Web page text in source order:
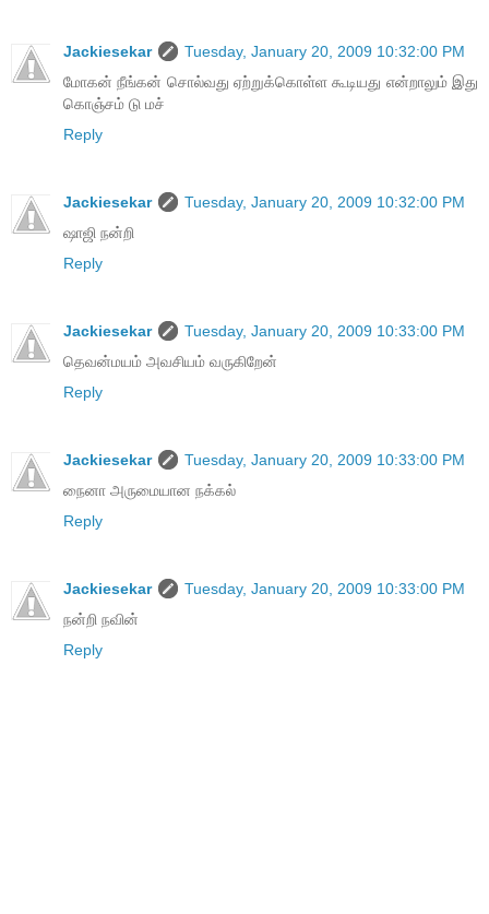
Jackiesekar
Tuesday, January 20, 2009 10:32:00 PM
மோகன் நீங்கன் சொல்வது ஏற்றுக்கொள்ள கூடியது என்றாலும் இது
கொஞ்சம் டு மச்
Reply
Jackiesekar
Tuesday, January 20, 2009 10:32:00 PM
ஷாஜி நன்றி
Reply
Jackiesekar
Tuesday, January 20, 2009 10:33:00 PM
தெவன்மயம் அவசியம் வருகிறேன்
Reply
Jackiesekar
Tuesday, January 20, 2009 10:33:00 PM
நைனா அருமையான நக்கல்
Reply
Jackiesekar
Tuesday, January 20, 2009 10:33:00 PM
நன்றி நவின்
Reply